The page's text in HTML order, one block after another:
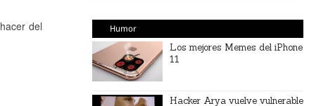
del
Humor
Los mejores Memes del iPhone
11
Hacker Arya vuelve vulnerable